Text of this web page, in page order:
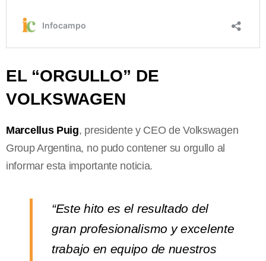
EL “ORGULLO” DE
VOLKSWAGEN
Marcellus Puig, presidente y CEO de Volkswagen
Group Argentina, no pudo contener su orgullo al
informar esta importante noticia.
“Este hito es el resultado del
gran profesionalismo y excelente
trabajo en equipo de nuestros